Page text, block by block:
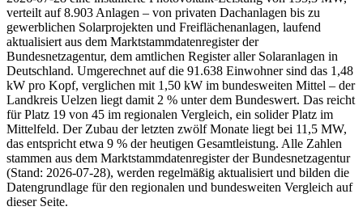
verteilt auf 8.903 Anlagen – von privaten Dachanlagen bis zu
gewerblichen Solarprojekten und Freiflächenanlagen, laufend
aktualisiert aus dem Marktstammdatenregister der
Bundesnetzagentur, dem amtlichen Register aller Solaranlagen in
Deutschland. Umgerechnet auf die 91.638 Einwohner sind das 1,48
kW pro Kopf, verglichen mit 1,50 kW im bundesweiten Mittel – der
Landkreis Uelzen liegt damit 2 % unter dem Bundeswert. Das reicht
für Platz 19 von 45 im regionalen Vergleich, ein solider Platz im
Mittelfeld. Der Zubau der letzten zwölf Monate liegt bei 11,5 MW,
das entspricht etwa 9 % der heutigen Gesamtleistung. Alle Zahlen
stammen aus dem Marktstammdatenregister der Bundesnetzagentur
(Stand: 2026-07-28), werden regelmäßig aktualisiert und bilden die
Datengrundlage für den regionalen und bundesweiten Vergleich auf
dieser Seite.